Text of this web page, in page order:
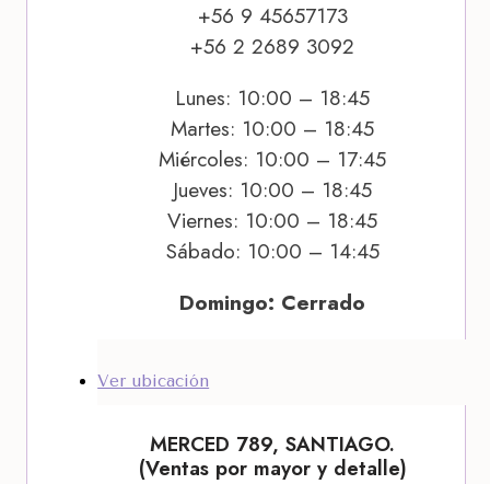
+56 9 45657173
+56 2 2689 3092
Lunes: 10:00 – 18:45
Martes: 10:00 – 18:45
Miércoles: 10:00 – 17:45
Jueves: 10:00 – 18:45
Viernes: 10:00 – 18:45
Sábado: 10:00 – 14:45
Domingo: Cerrado
Ver ubicación
MERCED 789, SANTIAGO.
(Ventas por mayor y detalle)